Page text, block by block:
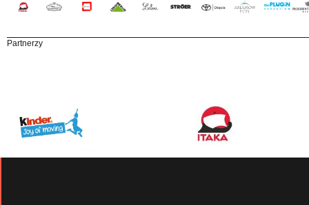
Partnerzy